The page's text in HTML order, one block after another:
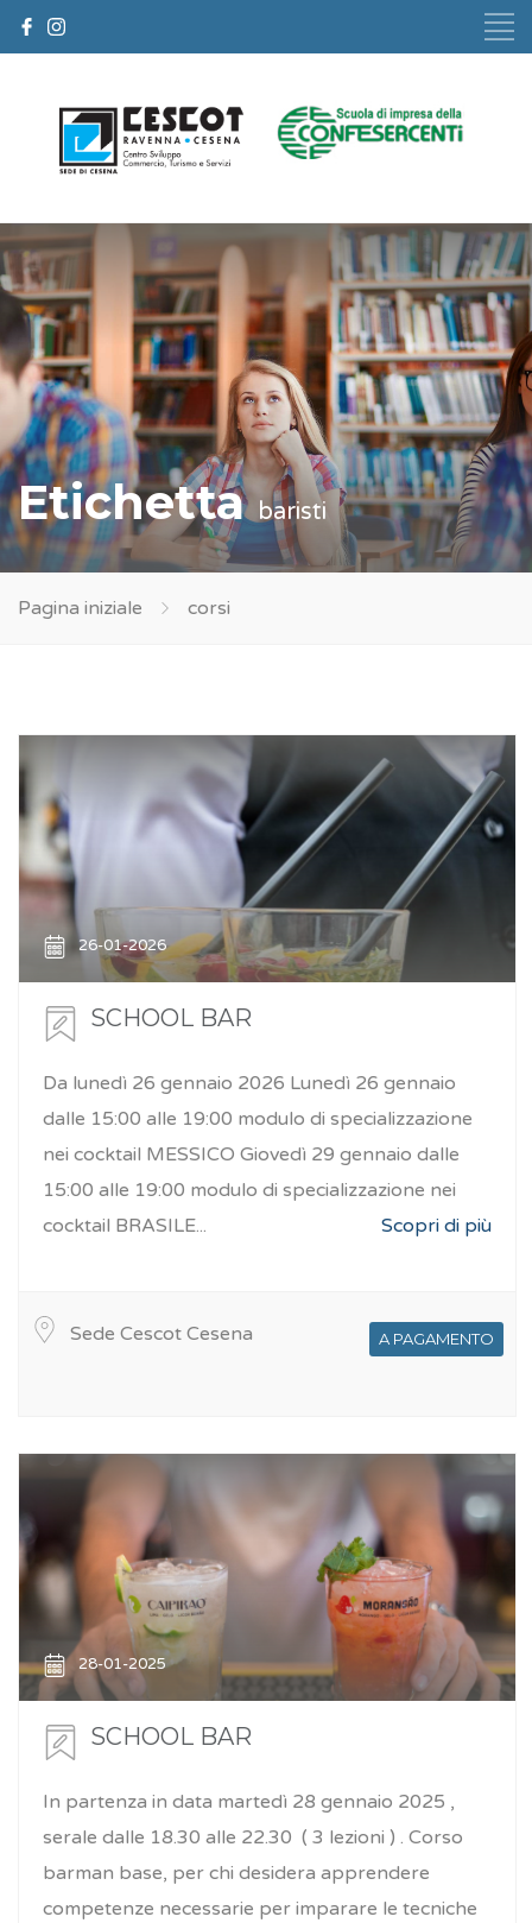
Etichetta baristi
Pagina iniziale corsi
26-01-2026
SCHOOL BAR
Da lunedì 26 gennaio 2026 Lunedì 26 gennaio
dalle 15:00 alle 19:00 modulo di specializzazione
nei cocktail MESSICO Giovedì 29 gennaio dalle
15:00 alle 19:00 modulo di specializzazione nei
cocktail BRASILE...
Scopri di più
Sede Cescot Cesena A PAGAMENTO
28-01-2025
SCHOOL BAR
In partenza in data martedì 28 gennaio 2025 ,
serale dalle 18.30 alle 22.30 ( 3 lezioni ) . Corso
barman base, per chi desidera apprendere
competenze necessarie per imparare le tecniche